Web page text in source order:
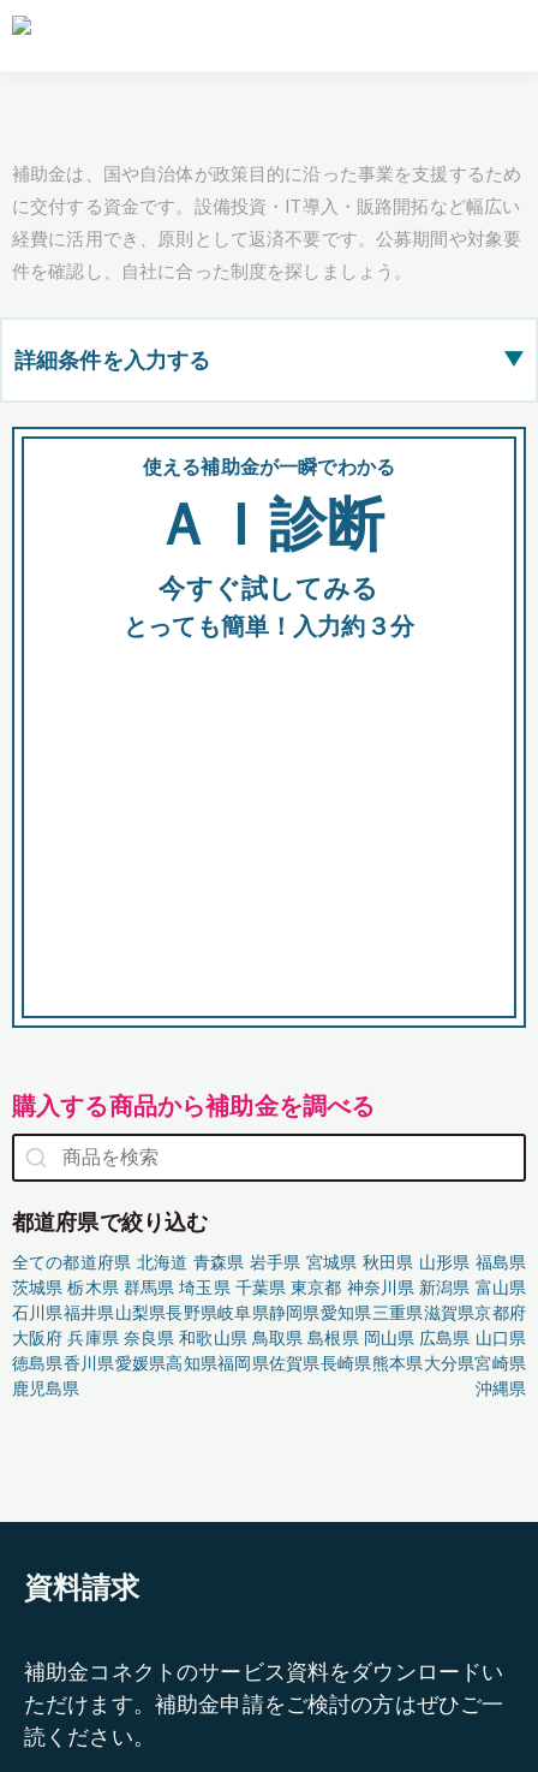
補助金は、国や自治体が政策目的に沿った事業を支援するため
に交付する資金です。設備投資・IT導入・販路開拓など幅広い
経費に活用でき、原則として返済不要です。公募期間や対象要
件を確認し、自社に合った制度を探しましょう。
詳細条件を入力する ▶
都道府県
全国の検索結果を含めて表示
助成金 融資 出資
使える補助金が一瞬でわかる
ＡＩ診断
今すぐ試してみる
とっても簡単！入力約３分
購入する商品から補助金を調べる
都道府県で絞り込む
全ての都道府県 北海道 青森県 岩手県 宮城県 秋田県 山形県 福島県
茨城県 栃木県 群馬県 埼玉県 千葉県 東京都 神奈川県 新潟県 富山県
石川県福井県山梨県長野県岐阜県静岡県愛知県三重県滋賀県京都府
大阪府 兵庫県 奈良県 和歌山県 鳥取県 島根県 岡山県 広島県 山口県
徳島県香川県愛媛県高知県福岡県佐賀県長崎県熊本県大分県宮崎県
鹿児島県
沖縄県
資料請求
補助金コネクトのサービス資料をダウンロードい
ただけます。補助金申請をご検討の方はぜひご一
読ください。